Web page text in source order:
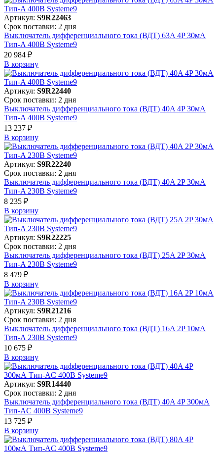
Артикул: S9R22463
Срок поставки: 2 дня
Выключатель дифференциального тока (ВДТ) 63A 4P 30мА
Тип-A 400В Systeme9
20 984 ₽
В корзинy
Артикул: S9R22440
Срок поставки: 2 дня
Выключатель дифференциального тока (ВДТ) 40A 4P 30мА
Тип-A 400В Systeme9
13 237 ₽
В корзинy
Артикул: S9R22240
Срок поставки: 2 дня
Выключатель дифференциального тока (ВДТ) 40A 2P 30мА
Тип-A 230В Systeme9
8 235 ₽
В корзинy
Артикул: S9R22225
Срок поставки: 2 дня
Выключатель дифференциального тока (ВДТ) 25A 2P 30мА
Тип-A 230В Systeme9
8 479 ₽
В корзинy
Артикул: S9R21216
Срок поставки: 2 дня
Выключатель дифференциального тока (ВДТ) 16A 2P 10мА
Тип-A 230В Systeme9
10 675 ₽
В корзинy
Артикул: S9R14440
Срок поставки: 2 дня
Выключатель дифференциального тока (ВДТ) 40A 4P 300мА
Тип-AC 400В Systeme9
13 725 ₽
В корзинy